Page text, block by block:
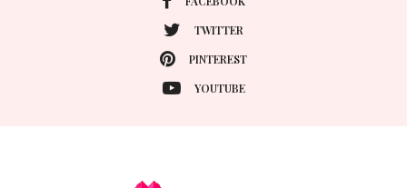
TWITTER
PINTEREST
YOUTUBE